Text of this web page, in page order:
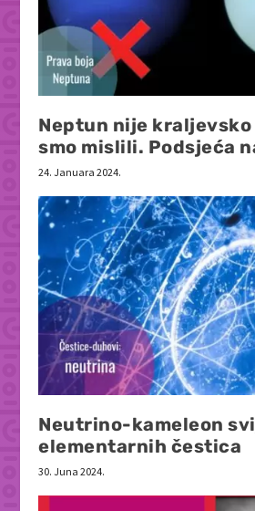
Neptun nije
smo mislili. Podsjeća
24. Januara 2024.
Neutrino-kameleon
elementarnih čestica
30. Juna 2024.